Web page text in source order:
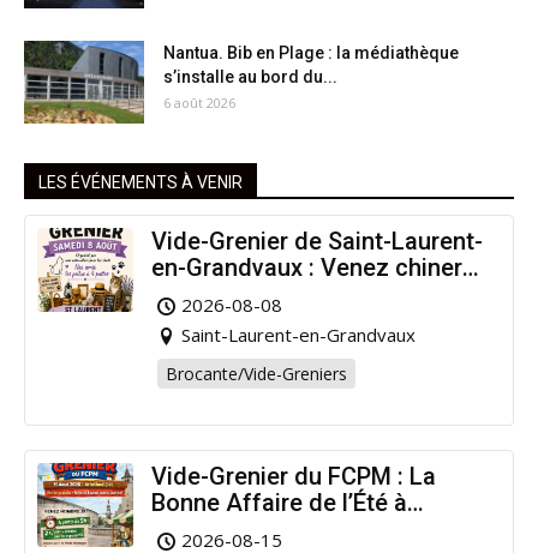
Nantua. Bib en Plage : la médiathèque
s’installe au bord du...
6 août 2026
LES ÉVÉNEMENTS À VENIR
Vide-Grenier de Saint-Laurent-
en-Grandvaux : Venez chiner
pour la bonne cause !
2026-08-08
Saint-Laurent-en-Grandvaux
Brocante/Vide-Greniers
Vide-Grenier du FCPM : La
Bonne Affaire de l’Été à
Arinthod !
2026-08-15